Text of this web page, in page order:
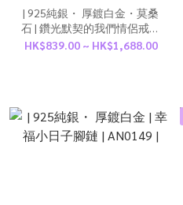
| 925純銀・ 厚鍍白金・莫桑
石 | 鑽光默契的我們情侶戒指
（男款/女款） | RI1045 |
HK$839.00 ~ HK$1,688.00